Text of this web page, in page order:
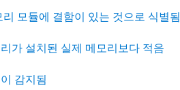
모듈에 결함이 있는 것으로 식별됨
가 설치된 실제 메모리보다 적음
감지됨